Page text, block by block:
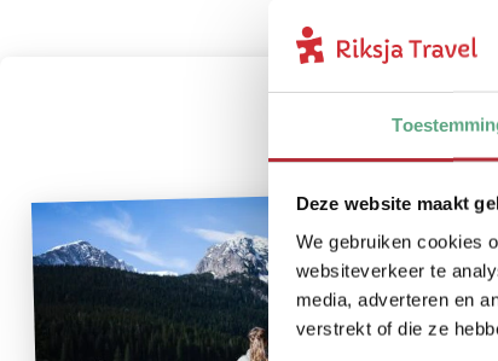
Deze website maakt
We gebruiken cookies
websiteverkeer te
media, adverteren en
verstrekt of die ze